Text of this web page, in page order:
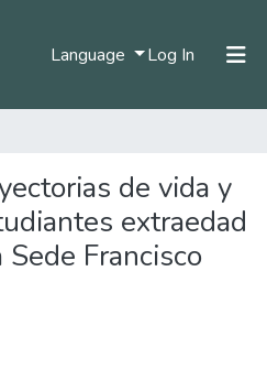
Language Log In (current)
Communities & Collections
All of DSpace
de vida y
extraedad
Francisco